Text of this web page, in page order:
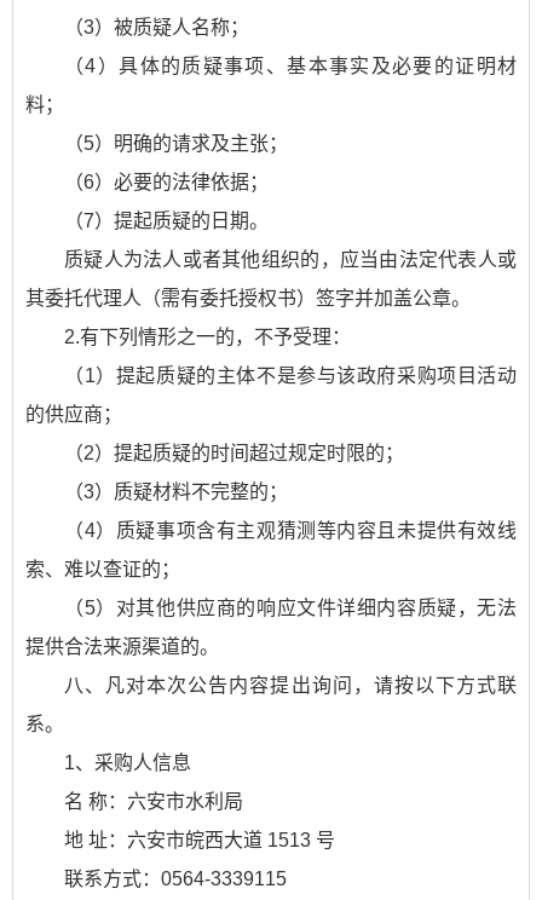
（3）被质疑人名称；
（4）具体的质疑事项、基本事实及必要的证明材
料；
（5）明确的请求及主张；
（6）必要的法律依据；
（7）提起质疑的日期。
质疑人为法人或者其他组织的，应当由法定代表人或
其委托代理人（需有委托授权书）签字并加盖公章。
2.有下列情形之一的，不予受理：
（1）提起质疑的主体不是参与该政府采购项目活动
的供应商；
（2）提起质疑的时间超过规定时限的；
（3）质疑材料不完整的；
（4）质疑事项含有主观猜测等内容且未提供有效线
索、难以查证的；
（5）对其他供应商的响应文件详细内容质疑，无法
提供合法来源渠道的。
八、凡对本次公告内容提出询问，请按以下方式联
系。
1、采购人信息
名 称：六安市水利局
地 址：六安市皖西大道 1513 号
联系方式：0564-3339115